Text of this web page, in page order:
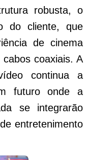
robusta, o
do cliente, que
de cinema
coaxiais. A
continua a
futuro onde a
se integrarão
entretenimento